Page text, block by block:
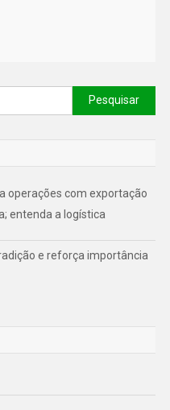
operações com exportação
entenda a logística
e reforça importância